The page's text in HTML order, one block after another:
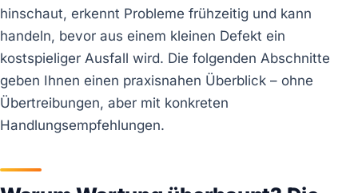
hinschaut, erkennt Probleme frühzeitig und kann
handeln, bevor aus einem kleinen Defekt ein
kostspieliger Ausfall wird. Die folgenden Abschnitte
geben Ihnen einen praxisnahen Überblick – ohne
Übertreibungen, aber mit konkreten
Handlungsempfehlungen.